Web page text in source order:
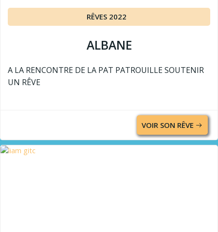
RÊVES 2022
ALBANE
A LA RENCONTRE DE LA PAT PATROUILLE SOUTENIR
UN RÊVE
VOIR SON RÊVE